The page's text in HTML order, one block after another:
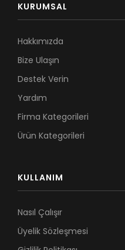
KURUMSAL
Hakkımızda
Bize Ulaşın
Destek Verin
Yardım
Firma Kategorileri
Ürün Kategorileri
KULLANIM
Nasıl Çalışır
Üyelik Sözleşmesi